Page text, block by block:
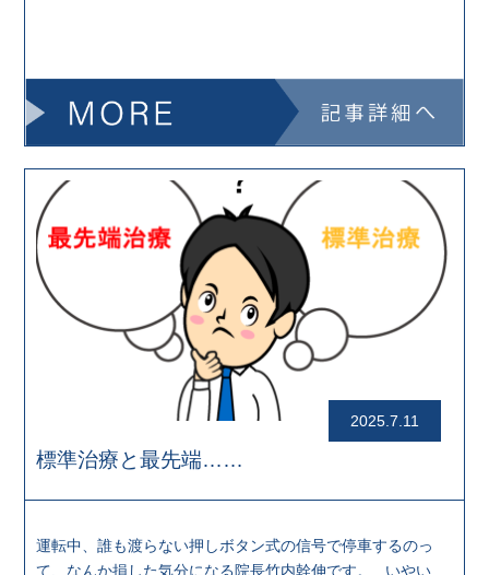
2025.7.11
標準治療と最先端……
運転中、誰も渡らない押しボタン式の信号で停車するのっ
て、なんか損した気分になる院長竹内幹伸です。 いやい